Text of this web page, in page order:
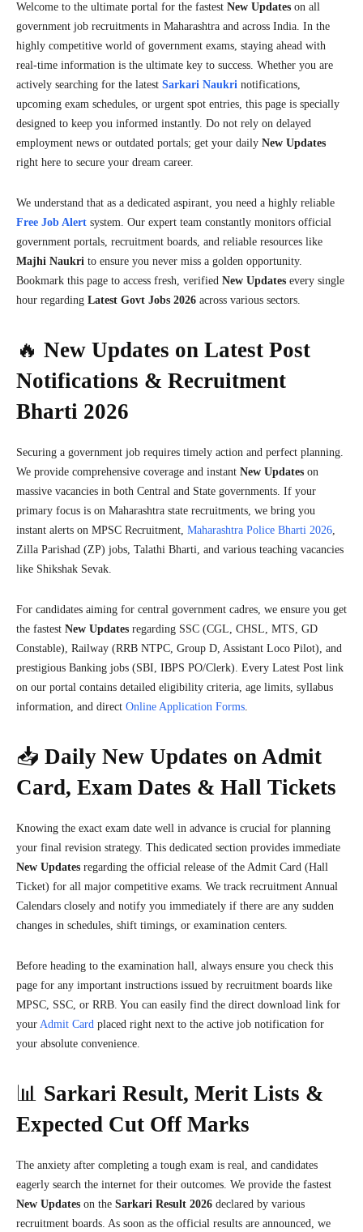
Welcome to the ultimate portal for the fastest New Updates on all
government job recruitments in Maharashtra and across India. In the
highly competitive world of government exams, staying ahead with
real-time information is the ultimate key to success. Whether you are
actively searching for the latest Sarkari Naukri notifications,
upcoming exam schedules, or urgent spot entries, this page is specially
designed to keep you informed instantly. Do not rely on delayed
employment news or outdated portals; get your daily New Updates
right here to secure your dream career.
We understand that as a dedicated aspirant, you need a highly reliable
Free Job Alert system. Our expert team constantly monitors official
government portals, recruitment boards, and reliable resources like
Majhi Naukri to ensure you never miss a golden opportunity.
Bookmark this page to access fresh, verified New Updates every single
hour regarding Latest Govt Jobs 2026 across various sectors.
🔥 New Updates on Latest Post
Notifications & Recruitment
Bharti 2026
Securing a government job requires timely action and perfect planning.
We provide comprehensive coverage and instant New Updates on
massive vacancies in both Central and State governments. If your
primary focus is on Maharashtra state recruitments, we bring you
instant alerts on MPSC Recruitment, Maharashtra Police Bharti 2026,
Zilla Parishad (ZP) jobs, Talathi Bharti, and various teaching vacancies
like Shikshak Sevak.
For candidates aiming for central government cadres, we ensure you get
the fastest New Updates regarding SSC (CGL, CHSL, MTS, GD
Constable), Railway (RRB NTPC, Group D, Assistant Loco Pilot), and
prestigious Banking jobs (SBI, IBPS PO/Clerk). Every Latest Post link
on our portal contains detailed eligibility criteria, age limits, syllabus
information, and direct Online Application Forms.
📥 Daily New Updates on Admit
Card, Exam Dates & Hall Tickets
Knowing the exact exam date well in advance is crucial for planning
your final revision strategy. This dedicated section provides immediate
New Updates regarding the official release of the Admit Card (Hall
Ticket) for all major competitive exams. We track recruitment Annual
Calendars closely and notify you immediately if there are any sudden
changes in schedules, shift timings, or examination centers.
Before heading to the examination hall, always ensure you check this
page for any important instructions issued by recruitment boards like
MPSC, SSC, or RRB. You can easily find the direct download link for
your Admit Card placed right next to the active job notification for
your absolute convenience.
📊 Sarkari Result, Merit Lists &
Expected Cut Off Marks
The anxiety after completing a tough exam is real, and candidates
eagerly search the internet for their outcomes. We provide the fastest
New Updates on the Sarkari Result 2026 declared by various
recruitment boards. As soon as the official results are announced, we